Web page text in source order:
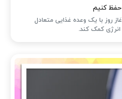
حفظ کنیم
روز با یک وعده غذایی متعادل
کمک کند.